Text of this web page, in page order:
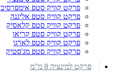
פרקט קוויק סטפ אימפרסיב
פרקט קוויק סטפ אליגנה
פרקט קוויק סטפ קלאסיק
פרקט קוויק סטפ קריאו
פרקט קוויק סטפ לארגו
פרקט קוויק סטפ מג'סטיק
פרקט למינציה 8 מ"מ